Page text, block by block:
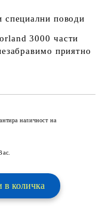
специални поводи
3000 части
приятно
наличност на